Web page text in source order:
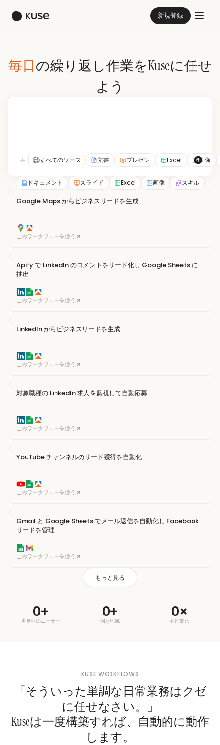
新規登録
毎日の繰り返し作業をKuseに任せ
よう
すべてのソース 文書 プレゼン Excel 画像
ドキュメント スライド Excel 画像 スキル
Google Maps からビジネスリードを生成
このワークフローを使う
Apify で LinkedIn のコメントをリード化し Google Sheets に
抽出
このワークフローを使う
LinkedIn からビジネスリードを生成
このワークフローを使う
対象職種の LinkedIn 求人を監視して自動応募
このワークフローを使う
YouTube チャンネルのリード獲得を自動化
このワークフローを使う
Gmail と Google Sheets でメール返信を自動化し Facebook
リードを管理
このワークフローを使う
もっと見る
0+
世界中のユーザー
0+
国と地域
0×
手作業比
KUSE WORKFLOWS
「そういった単調な日常業務はクゼ
に任せなさい。」
Kuseは一度構築すれば、自動的に動作
します。